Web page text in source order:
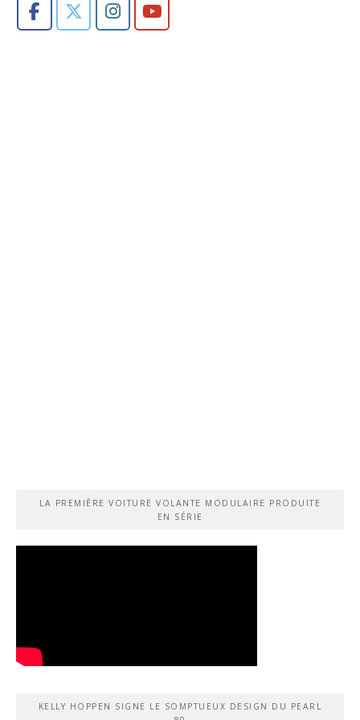
LA PREMIÈRE VOITURE VOLANTE MODULAIRE PRODUITE
EN SÉRIE
KELLY HOPPEN SIGNE LE SOMPTUEUX DESIGN DU PEARL